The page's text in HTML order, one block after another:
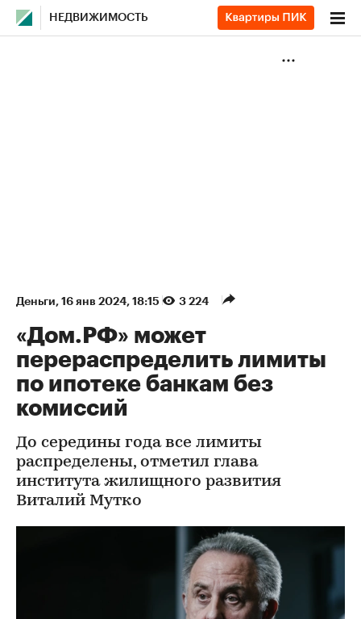
НЕДВИЖИМОСТЬ
Деньги⁠, 16 янв 2024, 18:15 3 224
«Дом.РФ» может
перераспределить лимиты
по ипотеке банкам без
комиссий
До середины года все лимиты
распределены, отметил глава
института жилищного развития
Виталий Мутко